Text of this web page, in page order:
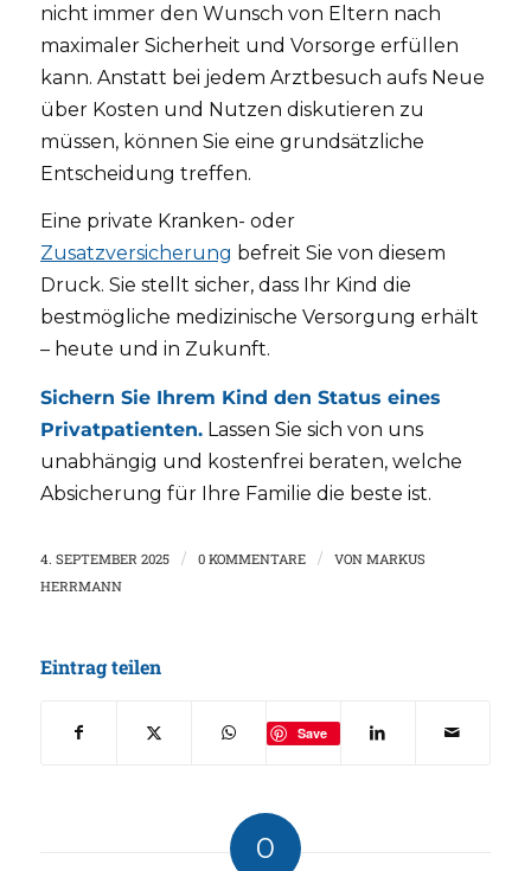
nicht immer den Wunsch von Eltern nach
maximaler Sicherheit und Vorsorge erfüllen
kann. Anstatt bei jedem Arztbesuch aufs Neue
über Kosten und Nutzen diskutieren zu
müssen, können Sie eine grundsätzliche
Entscheidung treffen.
Eine private Kranken- oder
Zusatzversicherung befreit Sie von diesem
Druck. Sie stellt sicher, dass Ihr Kind die
bestmögliche medizinische Versorgung erhält
– heute und in Zukunft.
Sichern Sie Ihrem Kind den Status eines
Privatpatienten.Lassen Sie sich von uns
unabhängig und kostenfrei beraten, welche
Absicherung für Ihre Familie die beste ist.
4. SEPTEMBER 2025 / 0 KOMMENTARE / VON MARKUS
HERRMANN
Eintrag teilen
Save
0